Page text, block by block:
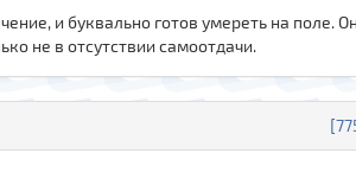
и буквально готов умереть на поле.
не в отсутствии самоотдачи.